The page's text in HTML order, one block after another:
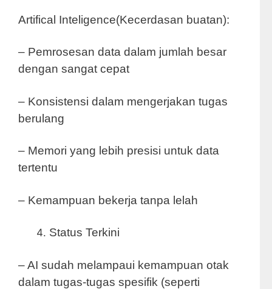
Artifical Inteligence(Kecerdasan buatan):
– Pemrosesan data dalam jumlah besar
dengan sangat cepat
– Konsistensi dalam mengerjakan tugas
berulang
– Memori yang lebih presisi untuk data
tertentu
– Kemampuan bekerja tanpa lelah
Status Terkini
– AI sudah melampaui kemampuan otak
dalam tugas-tugas spesifik (seperti